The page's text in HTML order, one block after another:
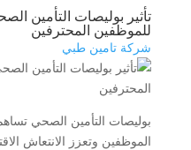
تأثير بوليصات التأمين
للموظفين المحترفين
شركة تامين طبي
بوليصات التأمين الصحي
الموظفين وتعزز الانتعاش